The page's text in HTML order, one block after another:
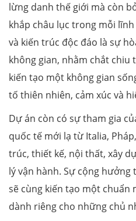
lừng danh thế giới mà còn
khắp châu lục trong mỗi
và kiến trúc độc đáo là sự
không gian, nhằm chắt chiu
kiến tạo một không gian
tố thiên nhiên, cảm xúc và
Dự án còn có sự tham gia
quốc tế mới lạ từ Italia,
trúc, thiết kế, nội thất, xây
lý vận hành. Sự cộng
sẽ cùng kiến tạo một chuẩn
dành riêng cho những chủ